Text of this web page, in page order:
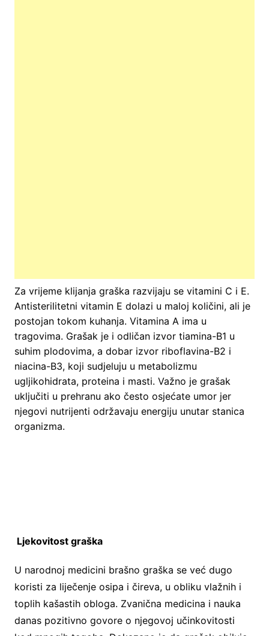
Za vrijeme klijanja graška razvijaju se vitamini C i E.
Antisterilitetni vitamin E dolazi u maloj količini, ali je
postojan tokom kuhanja. Vitamina A ima u
tragovima. Grašak je i odličan izvor tiamina-B1 u
suhim plodovima, a dobar izvor riboflavina-B2 i
niacina-B3, koji sudjeluju u metabolizmu
ugljikohidrata, proteina i masti. Važno je grašak
uključiti u prehranu ako često osjećate umor jer
njegovi nutrijenti održavaju energiju unutar stanica
organizma.
Ljekovitost graška
U narodnoj medicini brašno graška se već dugo
koristi za liječenje osipa i čireva, u obliku vlažnih i
toplih kašastih obloga. Zvanična medicina i nauka
danas pozitivno govore o njegovoj učinkovitosti